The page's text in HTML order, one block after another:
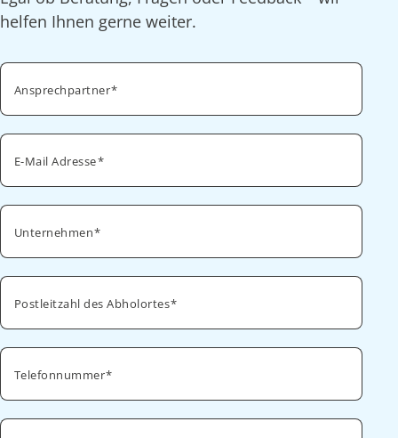
helfen Ihnen gerne weiter.
Ansprechpartner
E-Mail Adresse
Unternehmen
Postleitzahl des Abholortes
Telefonnummer